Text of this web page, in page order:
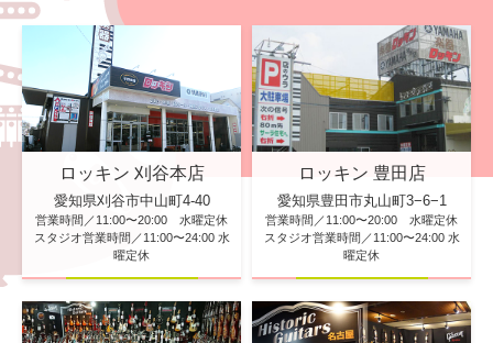
ロッキン 刈谷本店
愛知県刈谷市中山町4-40
営業時間／11:00〜20:00 水曜定休
スタジオ営業時間／11:00〜24:00 水
曜定休
ロッキン 豊田店
愛知県豊田市丸山町3−6−1
営業時間／11:00〜20:00 水曜定休
スタジオ営業時間／11:00〜24:00 水
曜定休